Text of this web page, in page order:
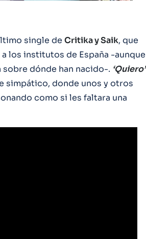
single de Critika y Saik, que
los institutos de España -aunque
dónde han nacido-. ‘Quiero’
simpático, donde unos y otros
como si les faltara una